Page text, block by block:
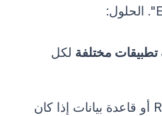
تطبيقات مختلفة لكل
عبر Redis أو قاعدة بيانات إذا كان